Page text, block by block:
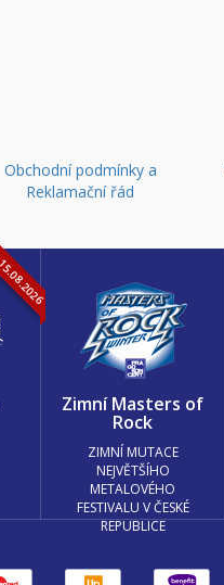
Obchodní podmínky a
Reklamační řád
Zimní Masters of
Rock
ZIMNÍ MUTACE
NEJVĚTŠÍHO
METALOVÉHO
FESTIVALU V ČESKÉ
REPUBLICE